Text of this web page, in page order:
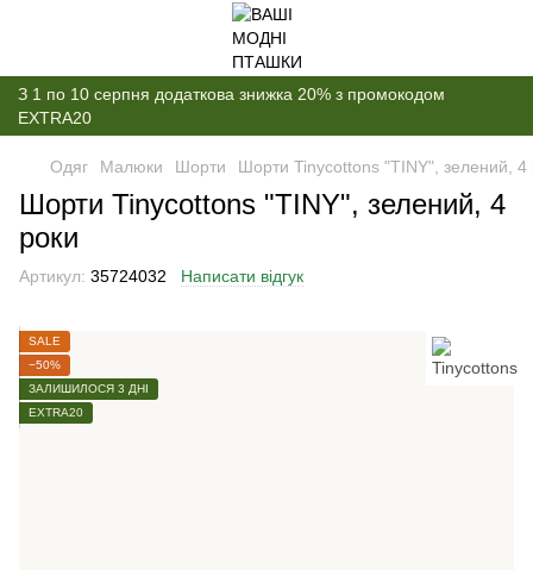
З 1 по 10 серпня додаткова знижка 20% з промокодом
EXTRA20
Одяг Малюки Шорти Шорти Tinycottons "TINY", зелений, 4
Шорти Tinycottons "TINY", зелений, 4
роки
Артикул: 35724032 Написати відгук
SALE
−50%
ЗАЛИШИЛОСЯ 3 ДНІ
EXTRA20